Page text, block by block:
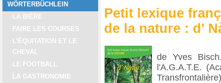
WÖRTERBÜCHLEIN
LA BIÈRE
FAIRE LES COURSES
L’ÉQUITATION ET LE
CHEVAL
LE FOOTBALL
LA GASTRONOMIE
Petit lexique
de la nature : d'
de Yves
l'A.G.A.T.E.